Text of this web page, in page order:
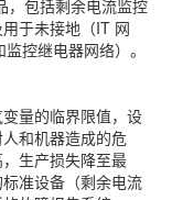
，包括剩余电流监控
于未接地（IT 网
控继电器网络）。
量的临界限值，设
和机器造成的危
生产损失降至最
准设备（剩余电流